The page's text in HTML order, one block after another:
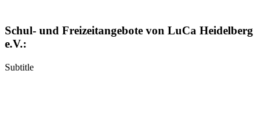
Schul- und Freizeitangebote von LuCa Heidelberg
e.V.:
Subtitle